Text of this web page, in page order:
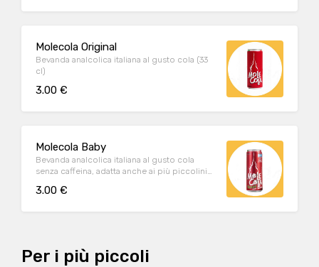
Molecola Original
Bevanda analcolica italiana al gusto cola (33
cl)
3.00 €
Molecola Baby
Bevanda analcolica italiana al gusto cola
senza caffeina, adatta anche ai più piccolini
3.00 €
Per i più piccoli